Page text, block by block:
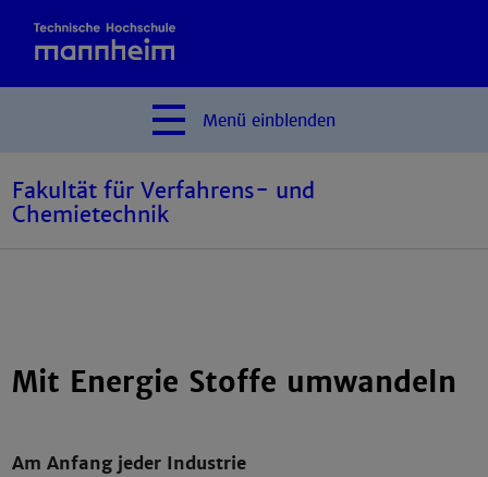
Menü einblenden
Fakultät für Verfahrens- und
Chemietechnik
Mit Energie Stoffe umwandeln
Am Anfang jeder Industrie